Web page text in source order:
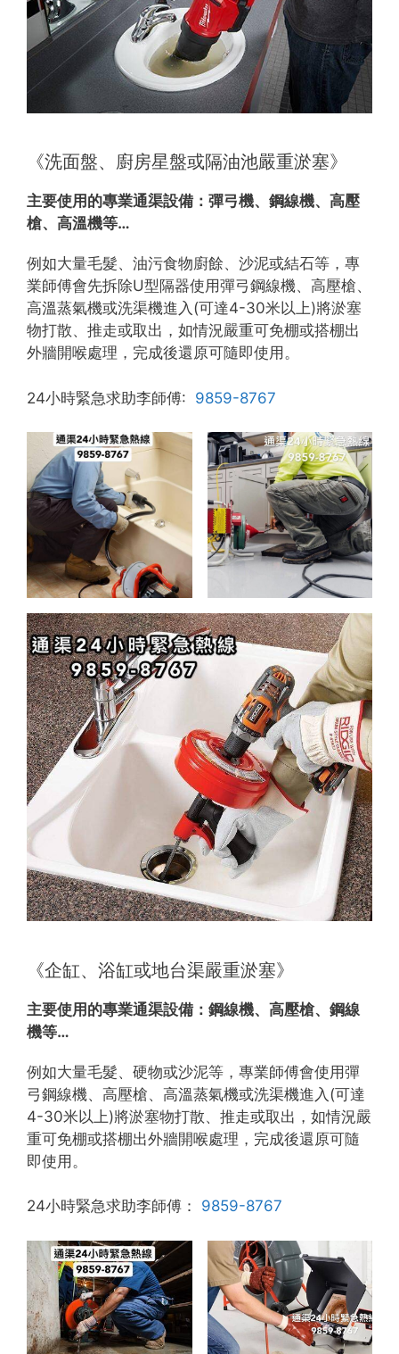
《洗面盤、廚房星盤或隔油池嚴重淤塞》
主要使用的專業通渠設備： 彈弓機、鋼線機、高壓
槍、高溫機等…
例如大量毛髮、油污食物廚餘、沙泥或結石等，專
業師傅會先拆除U型隔器使用彈弓鋼線機、高壓槍、
高溫蒸氣機或洗渠機進入(可達4-30米以上)將淤塞
物打散、推走或取出，如情況嚴重可免棚或搭棚出
外牆開喉處理，完成後還原可隨即使用。
24小時緊急求助李師傅: 9859-8767
《企缸、浴缸或地台渠嚴重淤塞》
主要使用的專業通渠設備： 鋼線機、高壓槍、鋼線
機等…
例如大量毛髮、硬物或沙泥等，專業師傅會使用彈
弓鋼線機、高壓槍、高溫蒸氣機或洗渠機進入(可達
4-30米以上)將淤塞物打散、推走或取出，如情況嚴
重可免棚或搭棚出外牆開喉處理，完成後還原可隨
即使用。
24小時緊急求助李師傅： 9859-8767